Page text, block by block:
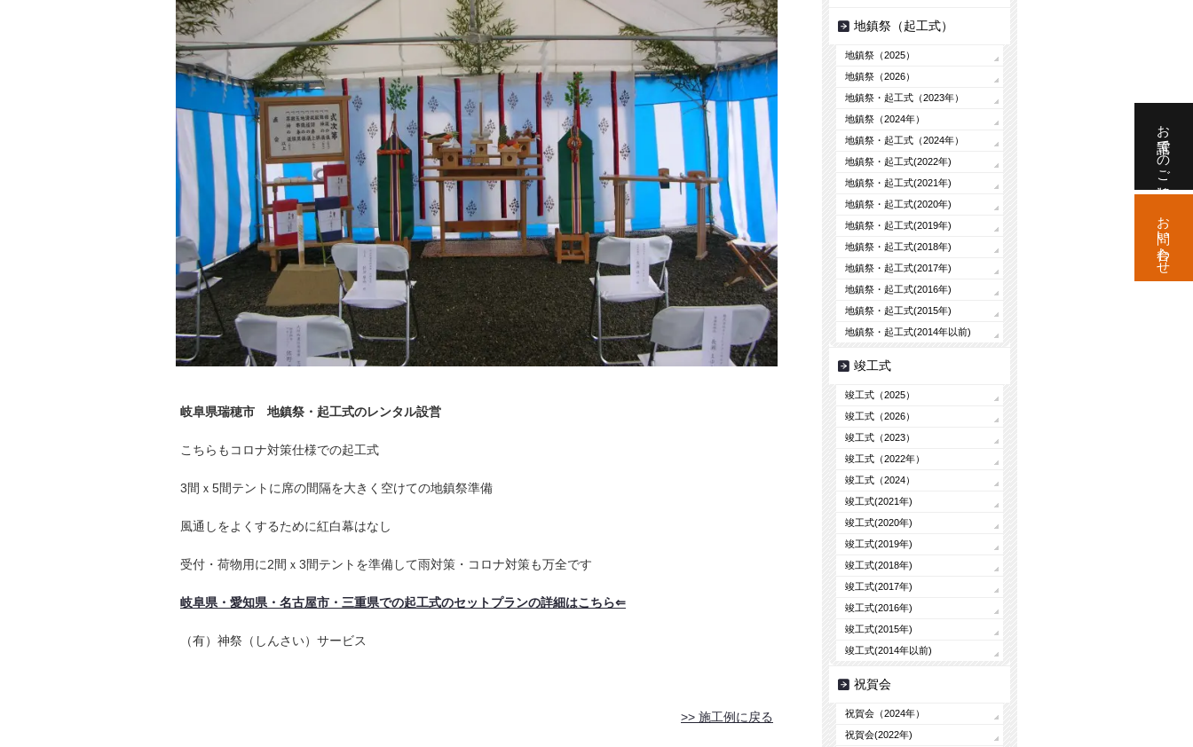
岐阜県瑞穂市 地鎮祭・起工式のレンタル設営
こちらもコロナ対策仕様での起工式
3間ｘ5間テントに席の間隔を大きく空けての地鎮祭準備
風通しをよくするために紅白幕はなし
受付・荷物用に2間ｘ3間テントを準備して雨対策・コロナ対策も万全です
岐阜県・愛知県・名古屋市・三重県での起工式のセットプランの詳細はこちら⇐
（有）神祭（しんさい）サービス
>> 施工例に戻る
地鎮祭（起工式）
地鎮祭（2025）
地鎮祭（2026）
地鎮祭・起工式（2023年）
地鎮祭（2024年）
地鎮祭・起工式（2024年）
地鎮祭・起工式(2022年)
地鎮祭・起工式(2021年)
地鎮祭・起工式(2020年)
地鎮祭・起工式(2019年)
地鎮祭・起工式(2018年)
地鎮祭・起工式(2017年)
地鎮祭・起工式(2016年)
地鎮祭・起工式(2015年)
地鎮祭・起工式(2014年以前)
竣工式
竣工式（2025）
竣工式（2026）
竣工式（2023）
竣工式（2022年）
竣工式（2024）
竣工式(2021年)
竣工式(2020年)
竣工式(2019年)
竣工式(2018年)
竣工式(2017年)
竣工式(2016年)
竣工式(2015年)
竣工式(2014年以前)
祝賀会
祝賀会（2024年）
祝賀会(2022年)
お電話でのご相談
お問い合わせ